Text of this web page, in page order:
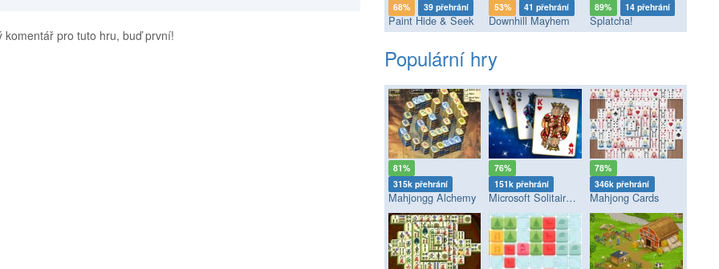
komentář pro tuto hru, buď první!
68% 39 přehrání
Paint Hide & Seek
53% 41 přehrání
Downhill Mayhem
89% 14 přehrání
Splatcha!
Populární hry
81%
315k přehrání
Mahjongg Alchemy
76%
151k přehrání
Microsoft Solitaire Collection
78%
346k přehrání
Mahjong Cards